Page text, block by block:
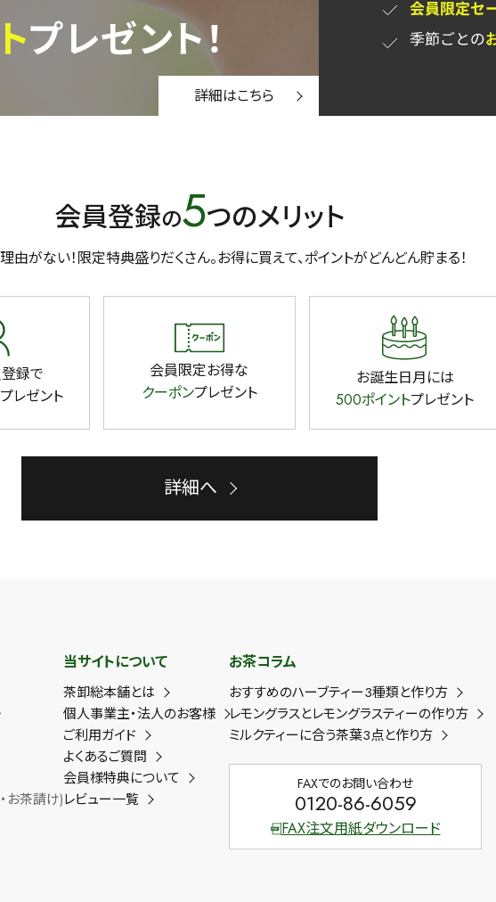
詳細はこちら
会員登録の5つのメリット
由がない！限定特典盛りだくさん。お得に買えて、ポイントがどんどん貯まる！
録で
プレゼント
会員限定お得な
クーポンプレゼント
お誕生日月には
500ポイントプレゼント
詳細へ
お茶請け)
当サイトについて
茶卸総本舗とは
個人事業主・法人のお客様
ご利用ガイド
よくあるご質問
会員様特典について
レビュー一覧
お茶コラム
おすすめのハーブティー3種類と作り方
レモングラスとレモングラスティーの作り方
ミルクティーに合う茶葉3点と作り方
FAXでのお問い合わせ
0120-86-6059
FAX注文用紙ダウンロード